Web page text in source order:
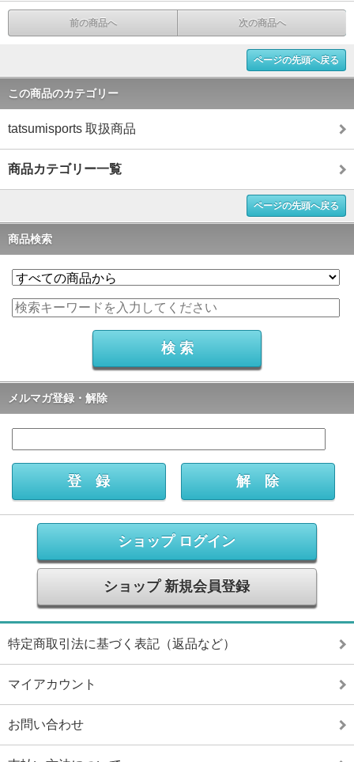
前の商品へ 次の商品へ
ページの先頭へ戻る
この商品のカテゴリー
tatsumisports 取扱商品
商品カテゴリー一覧
ページの先頭へ戻る
商品検索
メルマガ登録・解除
ショップ ログイン
ショップ 新規会員登録
特定商取引法に基づく表記（返品など）
マイアカウント
お問い合わせ